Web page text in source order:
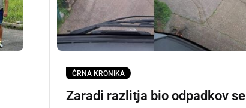
ČRNA KRONIKA
Zaradi razlitja bio odpadkov se